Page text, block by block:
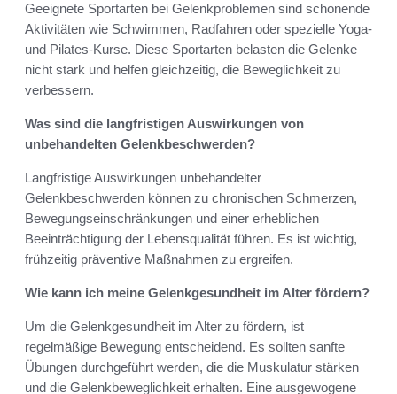
Geeignete Sportarten bei Gelenkproblemen sind schonende
Aktivitäten wie Schwimmen, Radfahren oder spezielle Yoga-
und Pilates-Kurse. Diese Sportarten belasten die Gelenke
nicht stark und helfen gleichzeitig, die Beweglichkeit zu
verbessern.
Was sind die langfristigen Auswirkungen von
unbehandelten Gelenkbeschwerden?
Langfristige Auswirkungen unbehandelter
Gelenkbeschwerden können zu chronischen Schmerzen,
Bewegungseinschränkungen und einer erheblichen
Beeinträchtigung der Lebensqualität führen. Es ist wichtig,
frühzeitig präventive Maßnahmen zu ergreifen.
Wie kann ich meine Gelenkgesundheit im Alter fördern?
Um die Gelenkgesundheit im Alter zu fördern, ist
regelmäßige Bewegung entscheidend. Es sollten sanfte
Übungen durchgeführt werden, die die Muskulatur stärken
und die Gelenkbeweglichkeit erhalten. Eine ausgewogene